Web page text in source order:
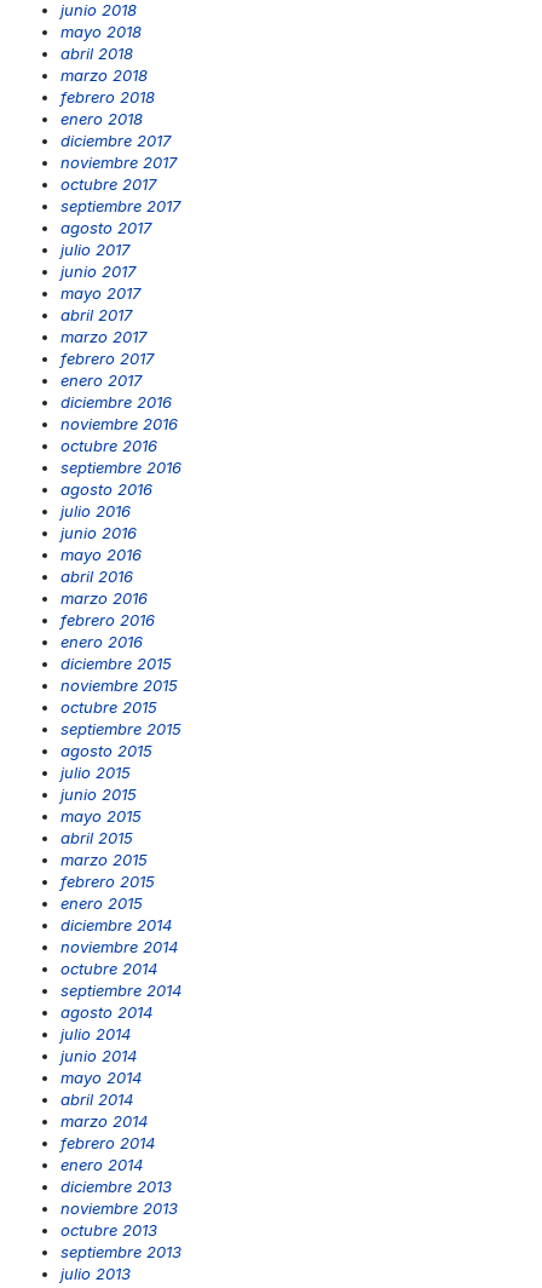
junio 2018
mayo 2018
abril 2018
marzo 2018
febrero 2018
enero 2018
diciembre 2017
noviembre 2017
octubre 2017
septiembre 2017
agosto 2017
julio 2017
junio 2017
mayo 2017
abril 2017
marzo 2017
febrero 2017
enero 2017
diciembre 2016
noviembre 2016
octubre 2016
septiembre 2016
agosto 2016
julio 2016
junio 2016
mayo 2016
abril 2016
marzo 2016
febrero 2016
enero 2016
diciembre 2015
noviembre 2015
octubre 2015
septiembre 2015
agosto 2015
julio 2015
junio 2015
mayo 2015
abril 2015
marzo 2015
febrero 2015
enero 2015
diciembre 2014
noviembre 2014
octubre 2014
septiembre 2014
agosto 2014
julio 2014
junio 2014
mayo 2014
abril 2014
marzo 2014
febrero 2014
enero 2014
diciembre 2013
noviembre 2013
octubre 2013
septiembre 2013
julio 2013